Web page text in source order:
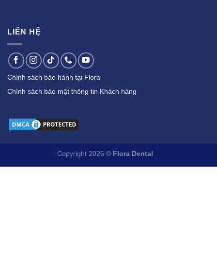
LIÊN HỆ
Chính sách bảo hành tại Flora
Chính sách bảo mật thông tin Khách hàng
Copyright 2026 © Flora Dental